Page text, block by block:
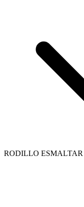
RODILLO ESMALTAR